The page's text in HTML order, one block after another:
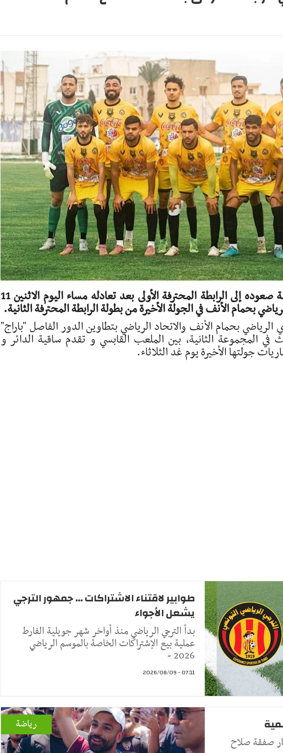
حقق الأمل الرياضي بحمام سوسة صعوده إلى الرابطة المحترفة الأولى بعد تعادله مساء اليوم الاثنين 11
بحمام الأنف والاتحاد الرياضي بتطاوين الدور الفاصل "باراج"
في المجموعة الثانية، بين الملعب القابسي و تقدم ساقية الدائر و
جولتها الأخيرة يوم غد الثلاثاء.
طوابير لاقتناء الاشتراكات ... جمهور الترجي
يشعل الأجواء
بدأ الترجي الرياضي منذ أواخر شهر جويلية الفارط
عملية بيع الإشتراكات الخاصة بالموسم الرياضي
2026 -
07:11 - 2026/08/09
رياضة
صفقة صلاح